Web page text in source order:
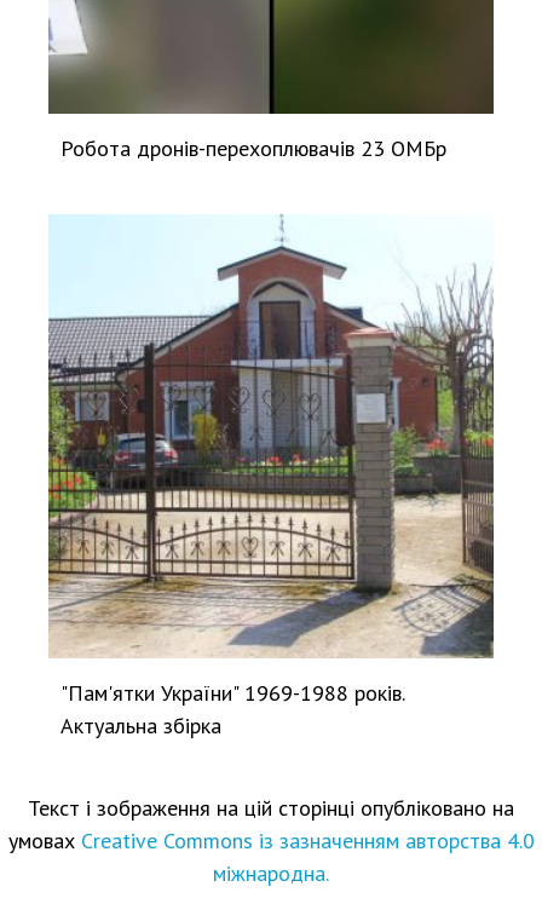
Робота дронів-перехоплювачів 23 ОМБр
"Пам'ятки України" 1969-1988 років.
Актуальна збірка
Текст і зображення на цій сторінці опубліковано на
умовах Creative Commons із зазначенням авторства 4.0
міжнародна.